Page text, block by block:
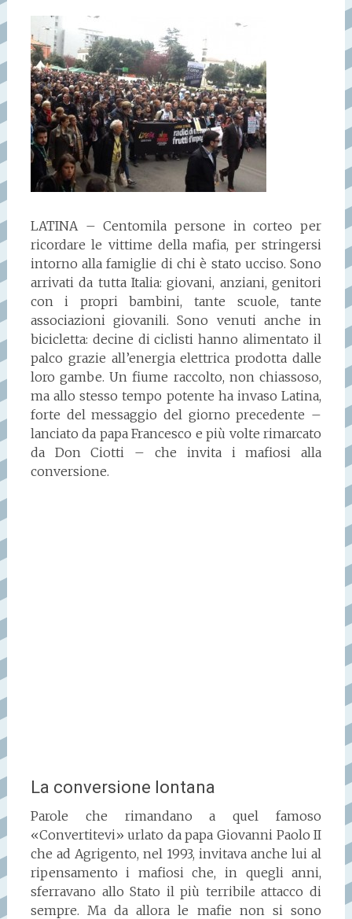
LATINA – Centomila persone in corteo per
ricordare le vittime della mafia, per stringersi
intorno alla famiglie di chi è stato ucciso. Sono
arrivati da tutta Italia: giovani, anziani, genitori
con i propri bambini, tante scuole, tante
associazioni giovanili. Sono venuti anche in
bicicletta: decine di ciclisti hanno alimentato il
palco grazie all’energia elettrica prodotta dalle
loro gambe. Un fiume raccolto, non chiassoso,
ma allo stesso tempo potente ha invaso Latina,
forte del messaggio del giorno precedente –
lanciato da papa Francesco e più volte rimarcato
da Don Ciotti – che invita i mafiosi alla
conversione.
La conversione lontana
Parole che rimandano a quel famoso
«Convertitevi» urlato da papa Giovanni Paolo II
che ad Agrigento, nel 1993, invitava anche lui al
ripensamento i mafiosi che, in quegli anni,
sferravano allo Stato il più terribile attacco di
sempre. Ma da allora le mafie non si sono